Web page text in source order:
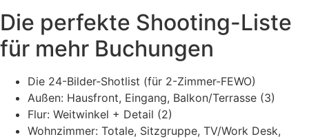
Die perfekte Shooting-Liste
für mehr Buchungen
Die 24-Bilder-Shotlist (für 2-Zimmer-FEWO)
Außen: Hausfront, Eingang, Balkon/Terrasse (3)
Flur: Weitwinkel + Detail (2)
Wohnzimmer: Totale, Sitzgruppe, TV/Work Desk,